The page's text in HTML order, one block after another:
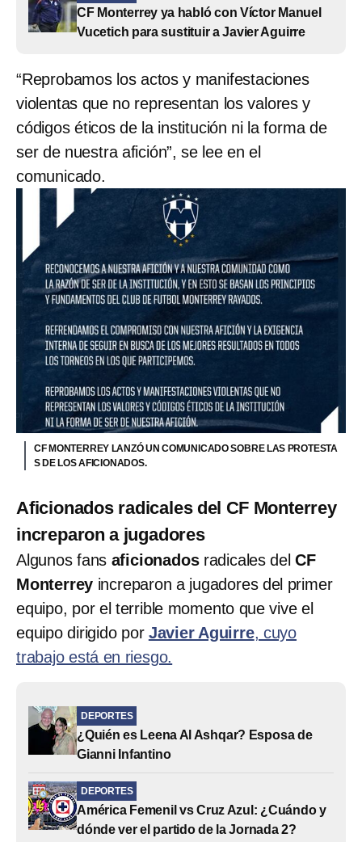
CF Monterrey ya habló con Víctor Manuel
Vucetich para sustituir a Javier Aguirre
“Reprobamos los actos y manifestaciones
violentas que no representan los valores y
códigos éticos de la institución ni la forma de
ser de nuestra afición”, se lee en el
comunicado.
CF MONTERREY LANZÓ UN COMUNICADO SOBRE LAS PROTESTA
S DE LOS AFICIONADOS.
Aficionados radicales del CF Monterrey
increparon a jugadores
Algunos fans aficionadosradicales delCF
Monterrey increparon a jugadores del primer
equipo, por el terrible momento que vive el
equipo dirigido por Javier Aguirre, cuyo
trabajo está en riesgo.
DEPORTES
¿Quién es Leena Al Ashqar? Esposa de
Gianni Infantino
DEPORTES
América Femenil vs Cruz Azul: ¿Cuándo y
dónde ver el partido de la Jornada 2?